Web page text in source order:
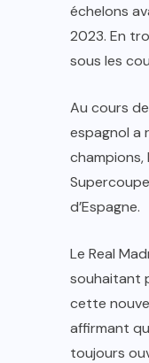
échelons
2023. En
sous les
Au cours
espagnol a
champions,
d’Espagne.
Le Real
souhaitant
cette
affirmant
toujours